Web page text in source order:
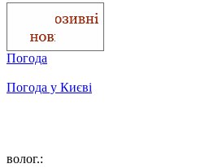
Погода
Погода у Києві
волог.: